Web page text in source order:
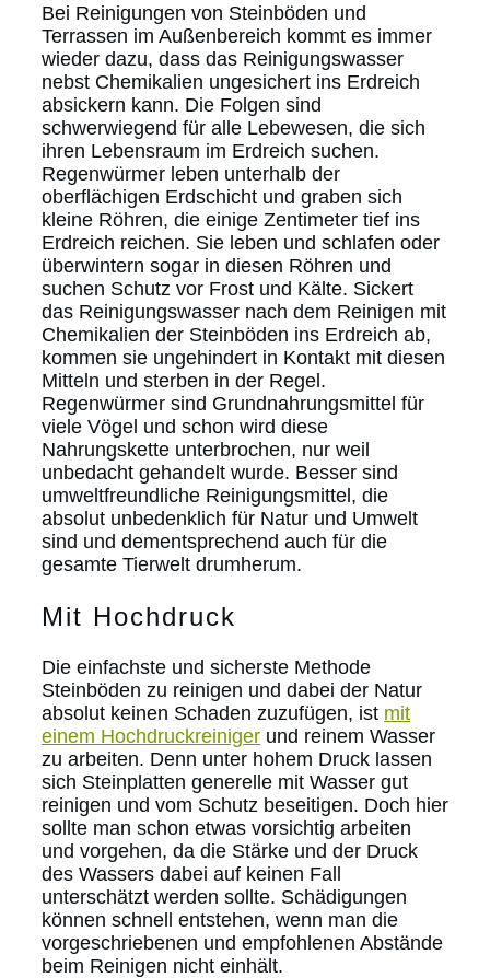
Bei Reinigungen von Steinböden und
Terrassen im Außenbereich kommt es immer
wieder dazu, dass das Reinigungswasser
nebst Chemikalien ungesichert ins Erdreich
absickern kann. Die Folgen sind
schwerwiegend für alle Lebewesen, die sich
ihren Lebensraum im Erdreich suchen.
Regenwürmer leben unterhalb der
oberflächigen Erdschicht und graben sich
kleine Röhren, die einige Zentimeter tief ins
Erdreich reichen. Sie leben und schlafen oder
überwintern sogar in diesen Röhren und
suchen Schutz vor Frost und Kälte. Sickert
das Reinigungswasser nach dem Reinigen mit
Chemikalien der Steinböden ins Erdreich ab,
kommen sie ungehindert in Kontakt mit diesen
Mitteln und sterben in der Regel.
Regenwürmer sind Grundnahrungsmittel für
viele Vögel und schon wird diese
Nahrungskette unterbrochen, nur weil
unbedacht gehandelt wurde. Besser sind
umweltfreundliche Reinigungsmittel, die
absolut unbedenklich für Natur und Umwelt
sind und dementsprechend auch für die
gesamte Tierwelt drumherum.
Mit Hochdruck
Die einfachste und sicherste Methode
Steinböden zu reinigen und dabei der Natur
absolut keinen Schaden zuzufügen, ist mit
einem Hochdruckreiniger und reinem Wasser
zu arbeiten. Denn unter hohem Druck lassen
sich Steinplatten generelle mit Wasser gut
reinigen und vom Schutz beseitigen. Doch hier
sollte man schon etwas vorsichtig arbeiten
und vorgehen, da die Stärke und der Druck
des Wassers dabei auf keinen Fall
unterschätzt werden sollte. Schädigungen
können schnell entstehen, wenn man die
vorgeschriebenen und empfohlenen Abstände
beim Reinigen nicht einhält.